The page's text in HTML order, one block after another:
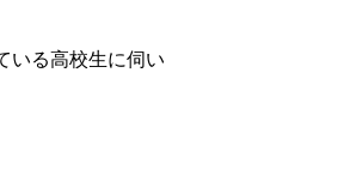
いる高校生に伺い